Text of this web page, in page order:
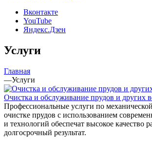
Вконтакте
YouTube
Яндекс.Дзен
Услуги
Главная
—Услуги
Очистка и обслуживание прудов и других
Профессиональные услуги по
очистке прудов с использованием
и технологий обеспечат высокое качество
долгосрочный результат.